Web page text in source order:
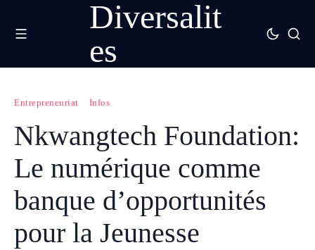
Diversalit
es
Entrepreneuriat Infos
Nkwangtech Foundation:
Le numérique comme
banque d’opportunités
pour la Jeunesse